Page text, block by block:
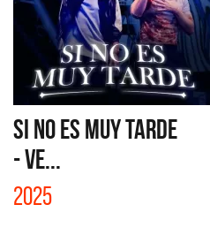
SI NO ES MUY TARDE
- VE...
2025